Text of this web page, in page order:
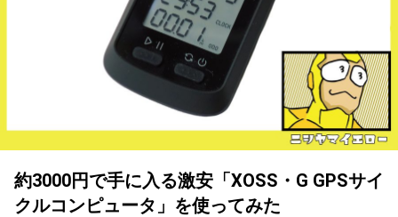
約3000円で手に入る激安「XOSS・G GPSサイ
クルコンピュータ」を使ってみた